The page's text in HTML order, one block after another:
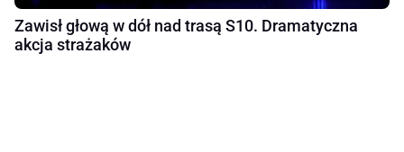
Zawisł głową w dół nad trasą S10. Dramatyczna
akcja strażaków